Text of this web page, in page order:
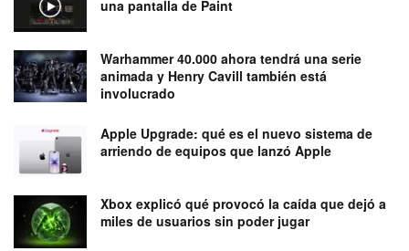
una pantalla de Paint
Warhammer 40.000 ahora tendrá una serie
animada y Henry Cavill también está
involucrado
Apple Upgrade: qué es el nuevo sistema de
arriendo de equipos que lanzó Apple
Xbox explicó qué provocó la caída que dejó a
miles de usuarios sin poder jugar